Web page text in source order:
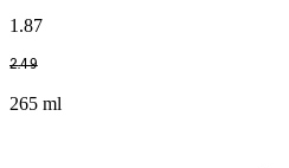
1 .87
2.49
265 ml